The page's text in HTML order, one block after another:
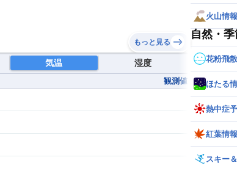
もっと見る
気温 湿度
観測値
火山情報
自然・
花粉飛
ほたる
熱中症
紅葉情報
スキー